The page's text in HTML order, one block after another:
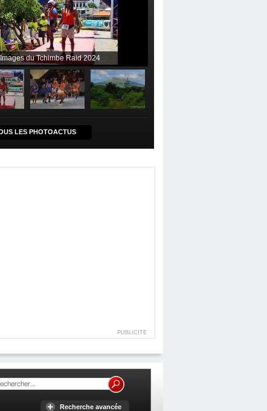
Images du Tchimbe Raid 2024
LES PHOTOACTUS
PUBLICITE
Recherche avancée